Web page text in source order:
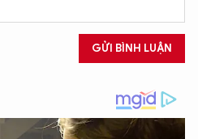
GỬI BÌNH LUẬN